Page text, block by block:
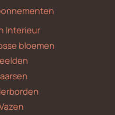
Interieur
bloemen